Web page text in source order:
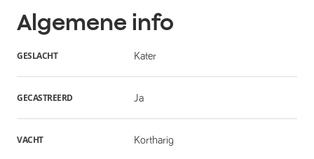
Algemene info
GESLACHT Kater
GECASTREERD Ja
VACHT Kortharig